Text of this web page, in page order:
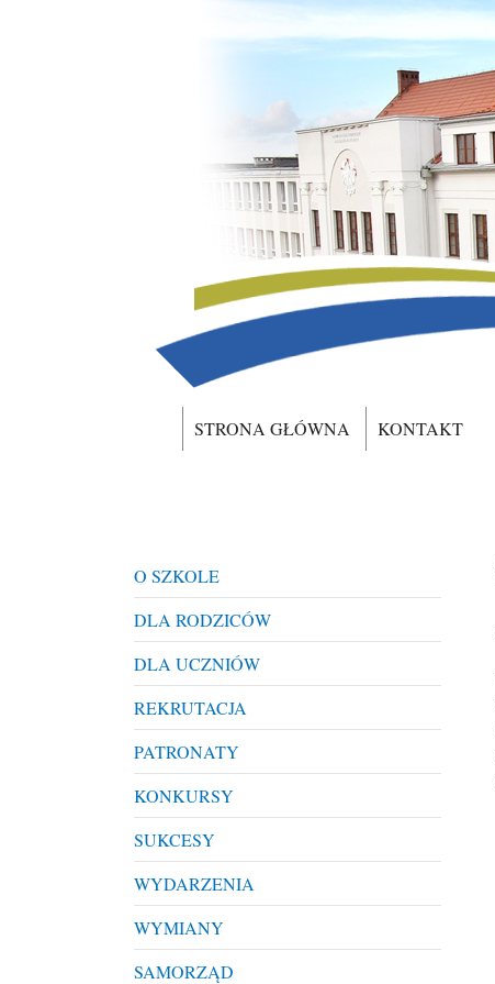
STRONA GŁÓWNA KONTAKT
O SZKOLE
DLA RODZICÓW
DLA UCZNIÓW
REKRUTACJA
PATRONATY
KONKURSY
SUKCESY
WYDARZENIA
WYMIANY
SAMORZĄD